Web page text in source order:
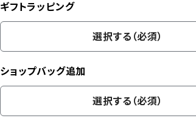
ギフトラッピング
選択する（必須）
ショップバッグ追加
選択する（必須）